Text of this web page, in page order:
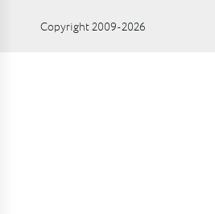
Copyright 2009-2026